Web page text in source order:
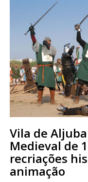
Vila de
Medieval de
recriações
animação